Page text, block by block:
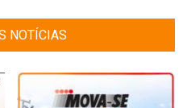
NOTÍCIAS